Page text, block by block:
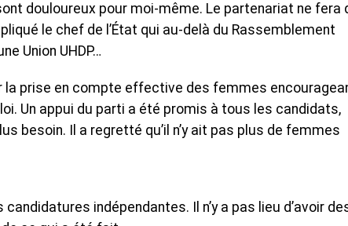
douloureux pour moi-même. Le partenariat ne fera
le chef de l’État qui au-delà du Rassemblement
Union UHDP…
la prise en compte effective des femmes
Un appui du parti a été promis à tous les candidats,
besoin. Il a regretté qu’il n’y ait pas plus de femmes
indépendantes. Il n’y a pas lieu d’avoir